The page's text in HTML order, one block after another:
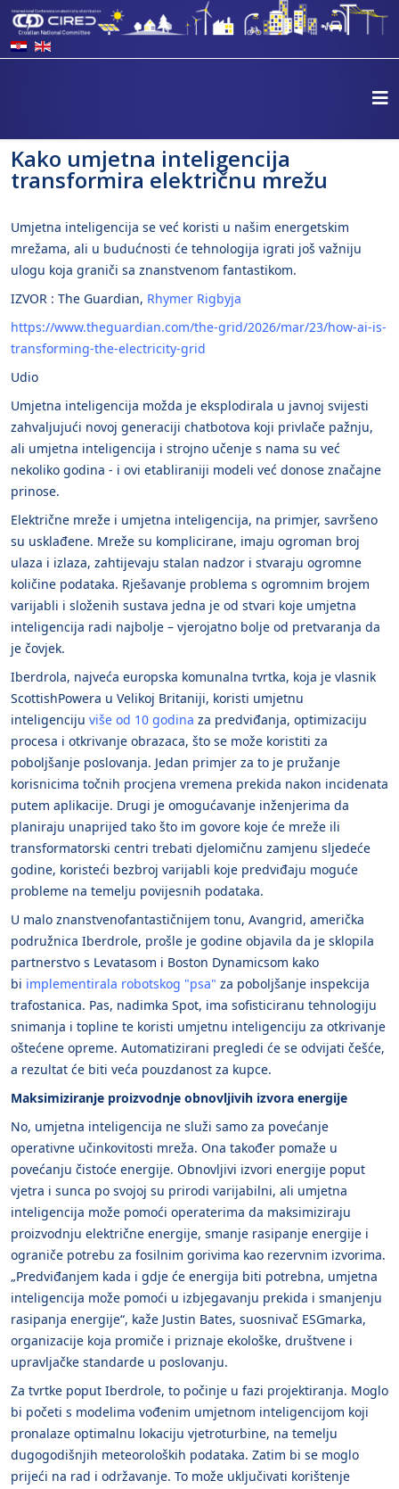
Kako umjetna inteligencija
transformira električnu mrežu
Umjetna inteligencija se već koristi u našim energetskim
mrežama, ali u budućnosti će tehnologija igrati još važniju
ulogu koja graniči sa znanstvenom fantastikom.
IZVOR : The Guardian, Rhymer Rigbyja
https://www.theguardian.com/the-grid/2026/mar/23/how-ai-is-
transforming-the-electricity-grid
Udio
Umjetna inteligencija možda je eksplodirala u javnoj svijesti
zahvaljujući novoj generaciji chatbotova koji privlače pažnju,
ali umjetna inteligencija i strojno učenje s nama su već
nekoliko godina - i ovi etabliraniji modeli već donose značajne
prinose.
Električne mreže i umjetna inteligencija, na primjer, savršeno
su usklađene. Mreže su komplicirane, imaju ogroman broj
ulaza i izlaza, zahtijevaju stalan nadzor i stvaraju ogromne
količine podataka. Rješavanje problema s ogromnim brojem
varijabli i složenih sustava jedna je od stvari koje umjetna
inteligencija radi najbolje – vjerojatno bolje od pretvaranja da
je čovjek.
Iberdrola, najveća europska komunalna tvrtka, koja je vlasnik
ScottishPowera u Velikoj Britaniji, koristi umjetnu
inteligenciju više od 10 godina za predviđanja, optimizaciju
procesa i otkrivanje obrazaca, što se može koristiti za
poboljšanje poslovanja. Jedan primjer za to je pružanje
korisnicima točnih procjena vremena prekida nakon incidenata
putem aplikacije. Drugi je omogućavanje inženjerima da
planiraju unaprijed tako što im govore koje će mreže ili
transformatorski centri trebati djelomičnu zamjenu sljedeće
godine, koristeći bezbroj varijabli koje predviđaju moguće
probleme na temelju povijesnih podataka.
U malo znanstvenofantastičnijem tonu, Avangrid, američka
podružnica Iberdrole, prošle je godine objavila da je sklopila
partnerstvo s Levatasom i Boston Dynamicsom kako
bi implementirala robotskog "psa" za poboljšanje inspekcija
trafostanica. Pas, nadimka Spot, ima sofisticiranu tehnologiju
snimanja i topline te koristi umjetnu inteligenciju za otkrivanje
oštećene opreme. Automatizirani pregledi će se odvijati češće,
a rezultat će biti veća pouzdanost za kupce.
Maksimiziranje proizvodnje obnovljivih izvora energije
No, umjetna inteligencija ne služi samo za povećanje
operativne učinkovitosti mreža. Ona također pomaže u
povećanju čistoće energije. Obnovljivi izvori energije poput
vjetra i sunca po svojoj su prirodi varijabilni, ali umjetna
inteligencija može pomoći operaterima da maksimiziraju
proizvodnju električne energije, smanje rasipanje energije i
ograniče potrebu za fosilnim gorivima kao rezervnim izvorima.
„Predviđanjem kada i gdje će energija biti potrebna, umjetna
inteligencija može pomoći u izbjegavanju prekida i smanjenju
rasipanja energije“, kaže Justin Bates, suosnivač ESGmarka,
organizacije koja promiče i priznaje ekološke, društvene i
upravljačke standarde u poslovanju.
Za tvrtke poput Iberdrole, to počinje u fazi projektiranja. Moglo
bi početi s modelima vođenim umjetnom inteligencijom koji
pronalaze optimalnu lokaciju vjetroturbine, na temelju
dugogodišnjih meteoroloških podataka. Zatim bi se moglo
prijeći na rad i održavanje. To može uključivati ​​korištenje